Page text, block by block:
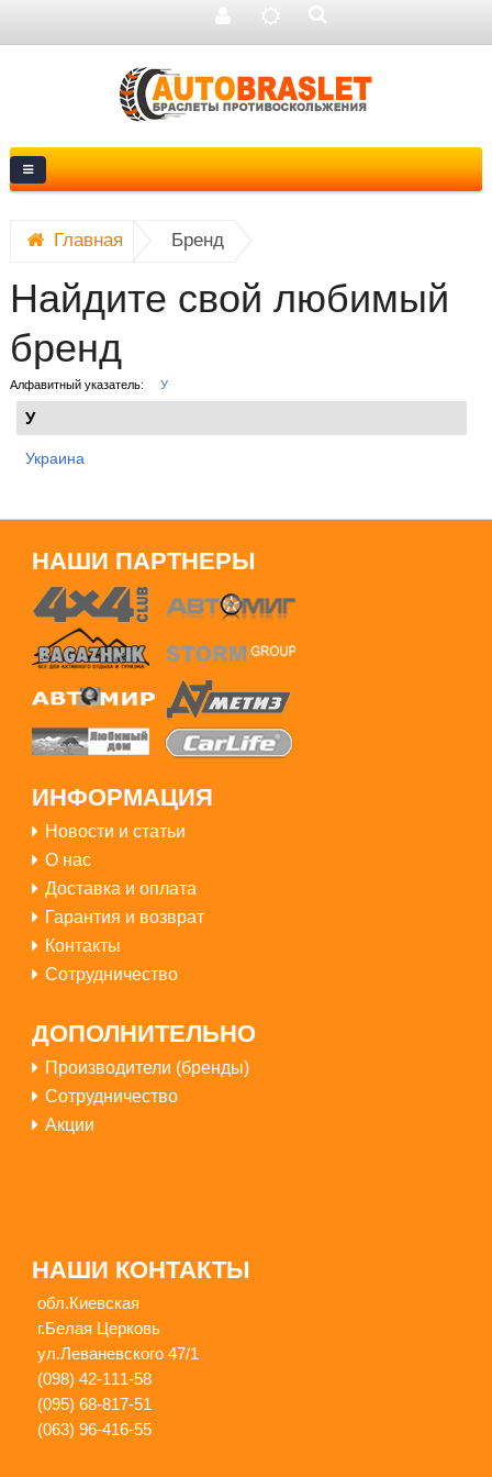
Главная
Найдите свой любимый
бренд
Алфавитный указатель: У
У
Украина
НАШИ ПАРТНЕРЫ
ИНФОРМАЦИЯ
Новости и статьи
О нас
Доставка и оплата
Гарантия и возврат
Контакты
Сотрудничество
ДОПОЛНИТЕЛЬНО
Производители (бренды)
Сотрудничество
Акции
НАШИ КОНТАКТЫ
обл.Киевская
г.Белая Церковь
ул.Леваневского 47/1
(098) 42-111-58
(095) 68-817-51
(063) 96-416-55